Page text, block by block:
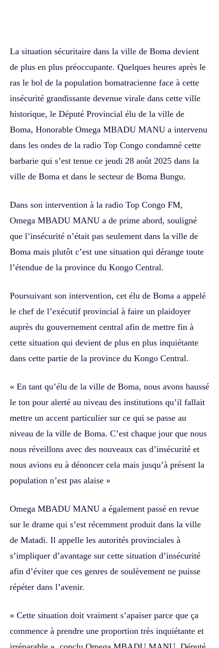
La situation sécuritaire dans la ville de Boma devient
de plus en plus préoccupante. Quelques heures après le
ras le bol de la population bomatracienne face à cette
insécurité grandissante devenue virale dans cette ville
historique, le Député Provincial élu de la ville de
Boma, Honorable Omega MBADU MANU a intervenu
dans les ondes de la radio Top Congo condamné cette
barbarie qui s’est tenue ce jeudi 28 août 2025 dans la
ville de Boma et dans le secteur de Boma Bungu.
Dans son intervention à la radio Top Congo FM,
Omega MBADU MANU a de prime abord, souligné
que l’insécurité n’était pas seulement dans la ville de
Boma mais plutôt c’est une situation qui dérange toute
l’étendue de la province du Kongo Central.
Poursuivant son intervention, cet élu de Boma a appelé
le chef de l’exécutif provincial à faire un plaidoyer
auprès du gouvernement central afin de mettre fin à
cette situation qui devient de plus en plus inquiétante
dans cette partie de la province du Kongo Central.
« En tant qu’élu de la ville de Boma, nous avons haussé
le ton pour alerté au niveau des institutions qu’il fallait
mettre un accent particulier sur ce qui se passe au
niveau de la ville de Boma. C’est chaque jour que nous
nous réveillons avec des nouveaux cas d’insécurité et
nous avions eu à dénoncer cela mais jusqu’à présent la
population n’est pas alaise »
Omega MBADU MANU a également passé en revue
sur le drame qui s’est récemment produit dans la ville
de Matadi. Il appelle les autorités provinciales à
s’impliquer d’avantage sur cette situation d’insécurité
afin d’éviter que ces genres de soulèvement ne puisse
répéter dans l’avenir.
« Cette situation doit vraiment s’apaiser parce que ça
commence à prendre une proportion très inquiétante et